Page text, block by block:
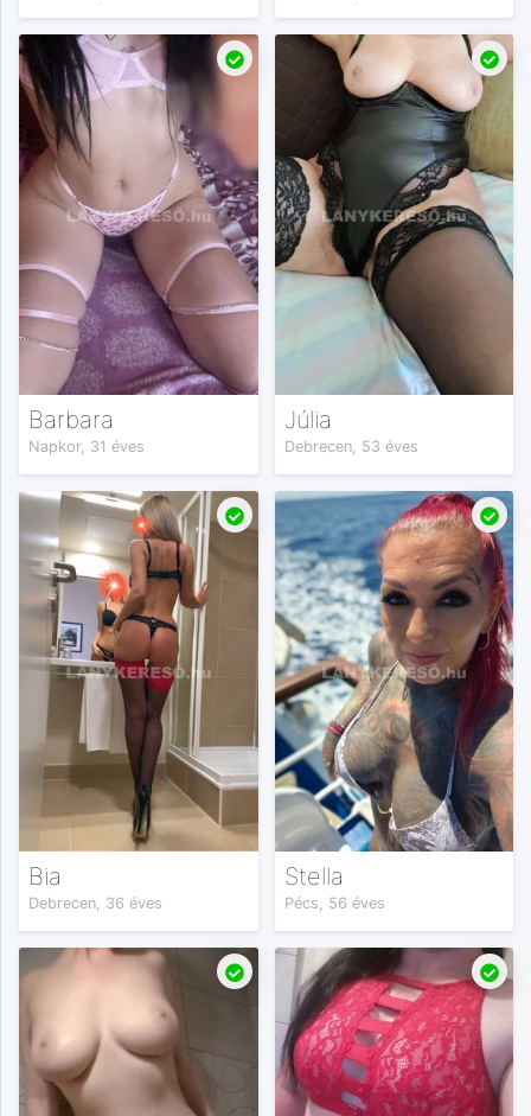
Barbara
Napkor, 31 éves
Júlia
Debrecen, 53 éves
Bia
Debrecen, 36 éves
Stella
Pécs, 56 éves